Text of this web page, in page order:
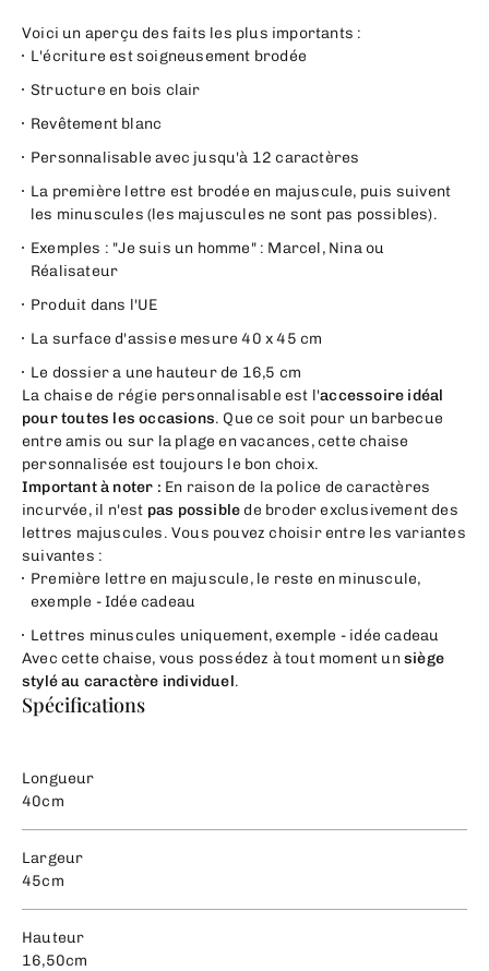
Voici un aperçu des faits les plus importants :
L'écriture est soigneusement brodée
Structure en bois clair
Revêtement blanc
Personnalisable avec jusqu'à 12 caractères
La première lettre est brodée en majuscule, puis suivent
les minuscules (les majuscules ne sont pas possibles).
Exemples : "Je suis un homme" : Marcel, Nina ou
Réalisateur
Produit dans l'UE
La surface d'assise mesure 40 x 45 cm
Le dossier a une hauteur de 16,5 cm
La chaise de régie personnalisable est l'accessoire idéal
pour toutes les occasions. Que ce soit pour un barbecue
entre amis ou sur la plage en vacances, cette chaise
personnalisée est toujours le bon choix.
Important à noter : En raison de la police de caractères
incurvée, il n'est pas possiblede broder exclusivement des
lettres majuscules. Vous pouvez choisir entre les variantes
suivantes :
Première lettre en majuscule, le reste en minuscule,
exemple - Idée cadeau
Lettres minuscules uniquement, exemple - idée cadeau
Avec cette chaise, vous possédez à tout moment unsiège
stylé au caractère individuel.
Spécifications
Longueur
40cm
Largeur
45cm
Hauteur
16,50cm